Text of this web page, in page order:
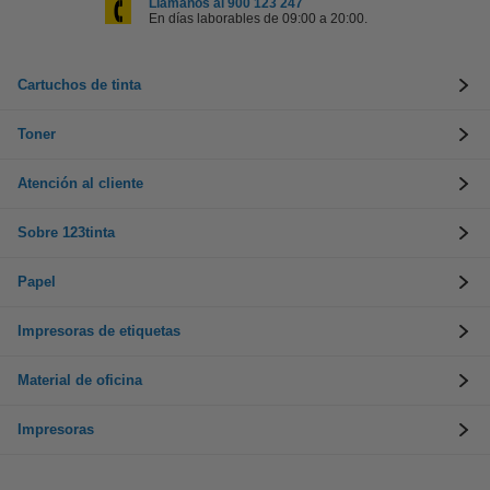
Llámanos al 900 123 247
En días laborables de 09:00 a 20:00.
Cartuchos de tinta
Toner
Atención al cliente
Sobre 123tinta
Papel
Impresoras de etiquetas
Material de oficina
Impresoras